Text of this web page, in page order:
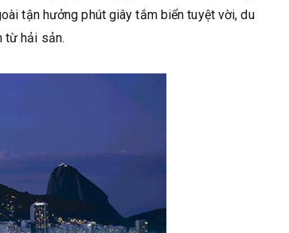
tận hưởng phút giây tắm biển tuyệt vời, du
từ hải sản.